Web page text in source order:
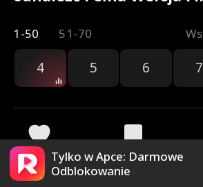
1-50 51-70
4 5 6 7
382 3.2k
Tylko w Apce: Darmowe
Odblokowanie